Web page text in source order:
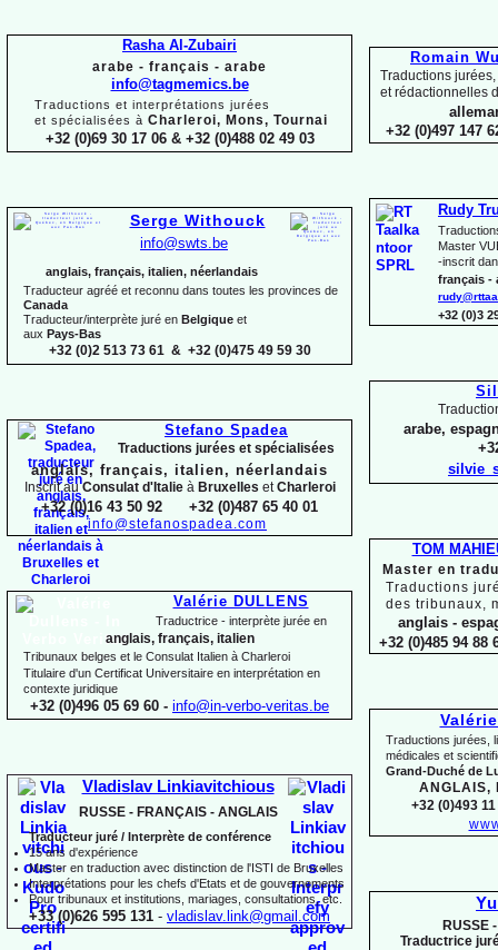
Romain
Traductions
et rédactionnelles
+32 (0)497 147
Rudy
Master
-inscrit
français -
+32 (0)3
arabe,
TOM
Master en
Traductions
des tribunaux,
anglais -
+32 (0)485 94 88
Traductions jurées,
médicales et
Grand-Duché de
ANGLAIS,
+32 (0)493
RUSSE -
Traductrice
Rasha Al-Zubairi
arabe - français - arabe
info@tagmemics.be
Traductions et interprétations jurées
et spécialisées à Charleroi, Mons, Tournai
+32 (0)69 30 17 06 & +32 (0)488 02 49 03
Serge Withouck
info@swts.be
anglais, français, italien, néerlandais
Traducteur agréé et reconnu dans toutes les provinces de
Canada
Traducteur/interprète juré en Belgique et
aux Pays-Bas
+32 (0)2 513 73 61 & +32 (0)475 49 59 30
Stefano Spadea
Traductions jurées et spécialisées
anglais, français, italien, néerlandais
Inscrit auConsulat d'Italieà Bruxelles etCharleroi
+32 (0)16 43 50 92 +32 (0)487 65 40 01
info@stefanospadea.com
Valérie DULLENS
Traductrice -interprète jurée en
anglais, français, italien
Tribunaux belges et le Consulat Italien à Charleroi
Titulaire d'un Certificat Universitaire en interprétation en
contexte juridique
+32 (0)496 05 69 60 - info@in-verbo-veritas.be
Vladislav Linkiavitchious
RUSSE -FRANÇAIS -ANGLAIS
Traducteur juré / Interprète de conférence
15 ans d'expérience
Master en traduction avec distinction de l'ISTI de Bruxelles
Interprétations pour les chefs d'Etats et de gouvernements
Pour tribunaux et institutions , mariages, consultations, etc.
+33 (0)626 595 131 - vladislav.link@gmail.com